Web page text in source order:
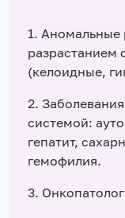
1.
разрастанием
(келоидные,
2.
системой:
гепатит,
гемофилия.
3.